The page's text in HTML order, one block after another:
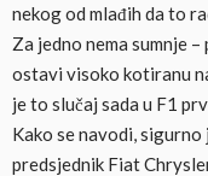
nekog od mlađih da to
Za jedno nema sumnje
ostavi visoko kotiranu
je to slučaj sada u F1
Kako se navodi,
predsjednik Fiat